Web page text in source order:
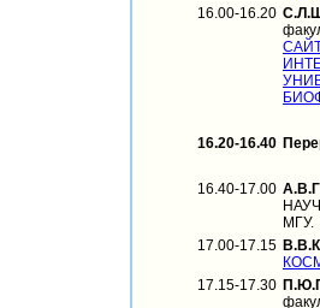
16.00-16.20
16.20-16.40
16.40-17.00
МГУ.
17.00-17.15
17.15-17.30